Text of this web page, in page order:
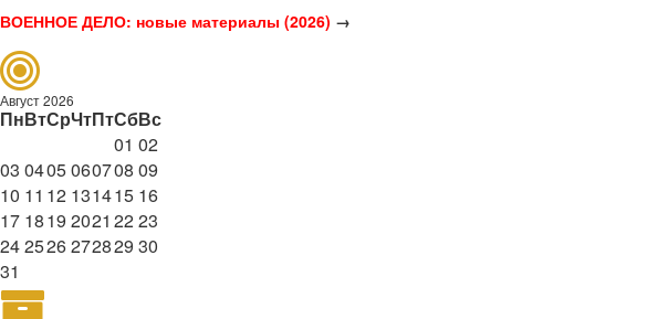
ВОЕННОЕ ДЕЛО: новые материалы (2026) →
Август 2026
ПнВтСрЧтПтСбВс
01 02
03 0405060708 09
10 11 12 131415 16
17 1819 2021 2223
242526272829 30
31